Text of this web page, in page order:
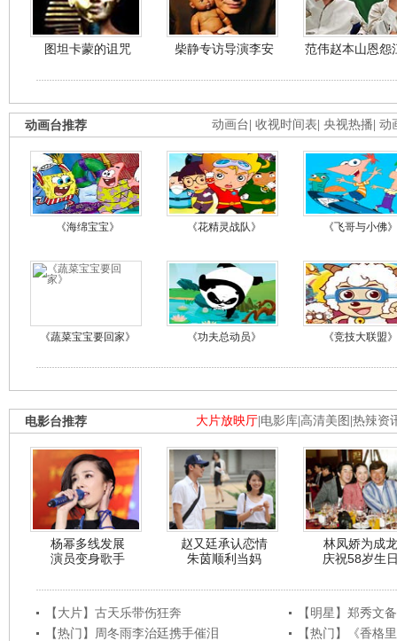
图坦卡蒙的诅咒 柴静专访导演李安 范伟赵本山恩怨
动画台 收视时间表 央视热播 动
动画台推荐
《海绵宝宝》 《花精灵战队》 《飞哥与小佛》
《蔬菜宝宝要回家》 《功夫总动员》 《竞技大联盟》
大片放映厅 电影库 高清美图 热辣资
电影台推荐
杨幂多线发展
演员变身歌手
赵又廷承认恋情
朱茵顺利当妈
林凤娇为成龙
庆祝58岁生
【大片】古天乐带伤狂奔
【明星】郑秀文
【热门】周冬雨李治廷携手催泪
【热门】《香格